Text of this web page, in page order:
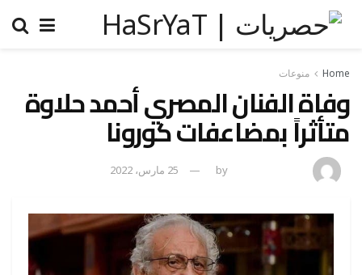
Home منوعات
وفاة الفنان المصري أحمد حلاوة
متأثراً بمضاعفات كورونا
by 25 مارس، 2022